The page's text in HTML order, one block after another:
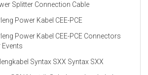
Splitter Connection Cable
Power Kabel CEE-PCE
Power Kabel CEE-PCE Connectors
Syntax SXX Syntax SXX